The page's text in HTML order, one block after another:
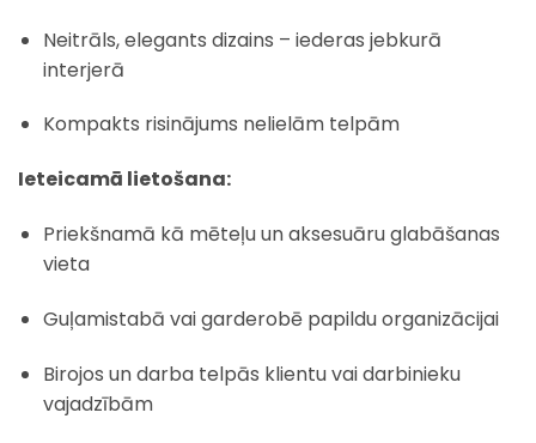
Neitrāls, elegants dizains – iederas jebkurā
interjerā
Kompakts risinājums nelielām telpām
Ieteicamā lietošana:
Priekšnamā kā mēteļu un aksesuāru glabāšanas
vieta
Guļamistabā vai garderobē papildu organizācijai
Birojos un darba telpās klientu vai darbinieku
vajadzībām